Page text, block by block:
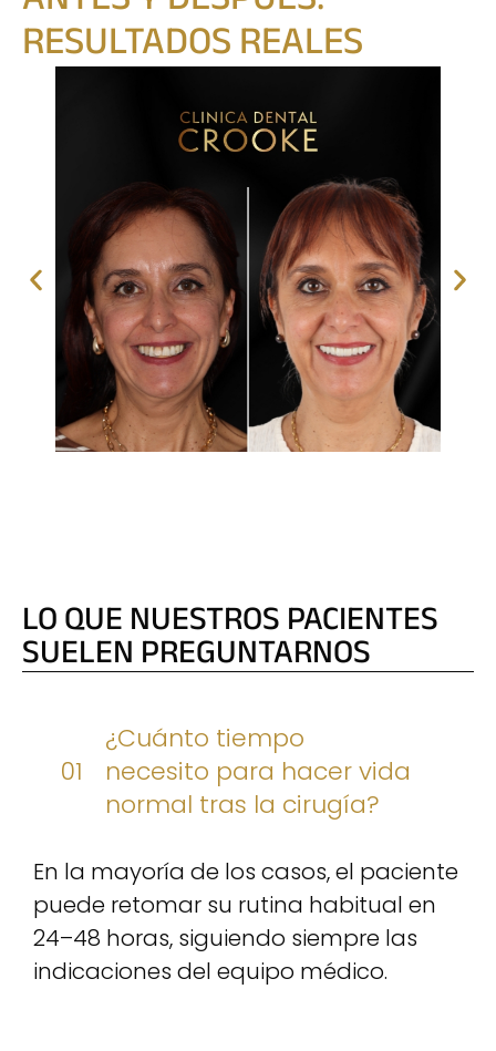
RESULTADOS REALES
LO QUE NUESTROS PACIENTES
SUELEN PREGUNTARNOS
01
¿Cuánto tiempo
necesito para hacer vida
normal tras la cirugía?
En la mayoría de los casos, el paciente
puede retomar su rutina habitual en
24–48 horas, siguiendo siempre las
indicaciones del equipo médico.